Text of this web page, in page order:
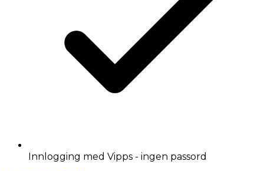
Innlogging med Vipps - ingen passord